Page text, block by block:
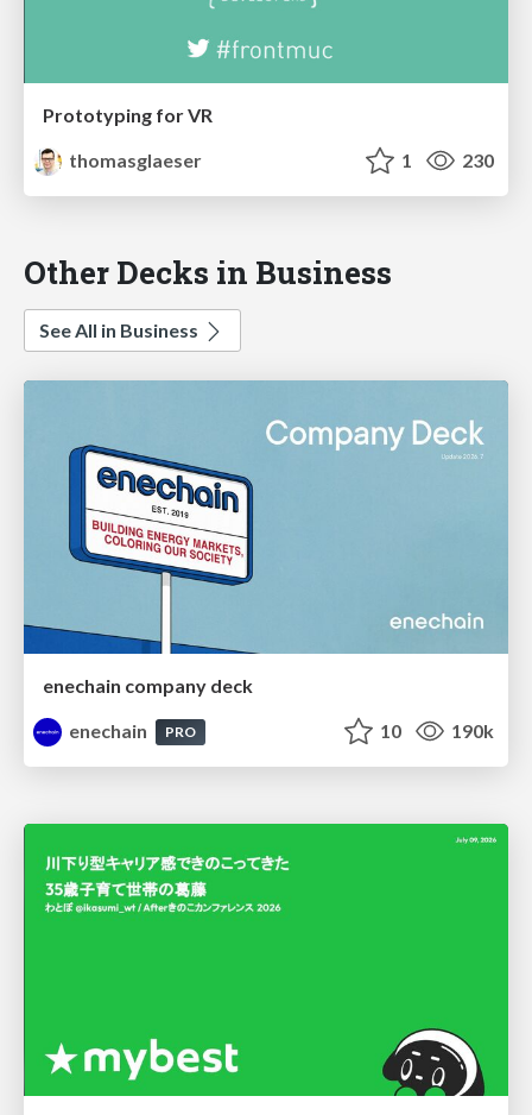
Prototyping for VR
thomasglaeser
1 230
Other Decks in Business
See All in Business
enechain company deck
enechain
PRO 10 190k